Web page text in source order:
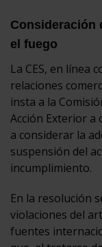
Consideración
el fuego
La CES, en línea
relaciones
insta a la
Acción Exterior a
a considerar la
suspensión del
incumplimiento.
En la resolución
violaciones del
fuentes